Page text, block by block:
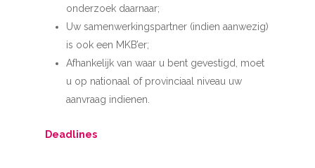
onderzoek daarnaar;
Uw samenwerkingspartner (indien aanwezig)
is ook een MKB’er;
Afhankelijk van waar u bent gevestigd, moet
u op nationaal of provinciaal niveau uw
aanvraag indienen.
Deadlines